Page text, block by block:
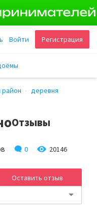
Регистрация
Войти
район
деревня
Отзывы
0 20146
Оставить отзыв